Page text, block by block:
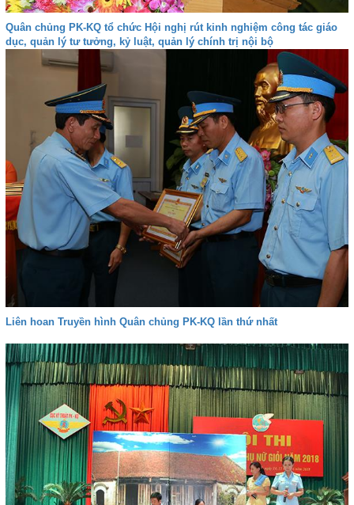
Quân chủng PK-KQ tổ chức Hội nghị rút kinh nghiệm công tác giáo
dục, quản lý tư tưởng, kỷ luật, quản lý chính trị nội bộ
Liên hoan Truyền hình Quân chủng PK-KQ lần thứ nhất